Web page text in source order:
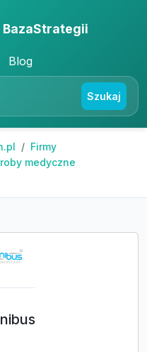
BazaStrategii
Blog
Szukaj
Firmy
medyczne